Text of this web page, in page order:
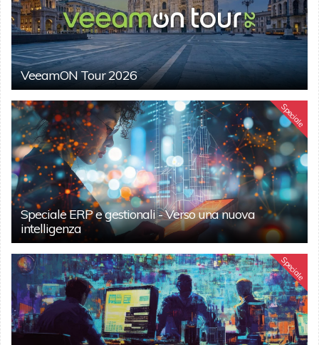
VeeamON Tour 2026
Speciale
Speciale ERP e gestionali - Verso una nuova
intelligenza
Speciale